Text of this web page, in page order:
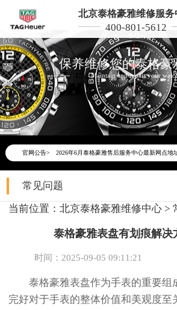
北京泰格豪雅维修服务
400-801-5612
保养维修您的泰格豪
Maintain and repair your
官网公告>
2026年6月泰格豪雅北京市售后服务网络优化
2026年6月北京市泰格豪雅官方售后客户服务
2026年6月泰格豪雅售后服务中心最新网点地
节假日正常营业！
常见问题
当前位置： 北京泰格豪雅维修中心 >
泰格豪雅表盘有划痕解决
时间：2025-09-05 09:11:21
泰格豪雅表盘作为手表的重要组
完好对于手表的整体价值和美观度至